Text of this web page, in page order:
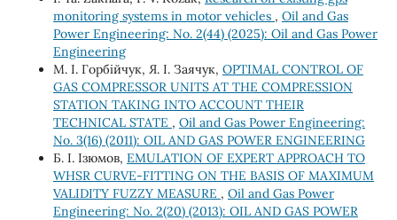
monitoring systems in motor vehicles , Oil and Gas
Power Engineering: No. 2(44) (2025): Oil and Gas Power
Engineering
М. І. Горбійчук, Я. І. Заячук, OPTIMAL CONTROL OF
GAS COMPRESSOR UNITS AT THE COMPRESSION
STATION TAKING INTO ACCOUNT THEIR
TECHNICAL STATE , Oil and Gas Power Engineering:
No. 3(16) (2011): OIL AND GAS POWER ENGINEERING
Б. І. Ізюмов, EMULATION OF EXPERT APPROACH TO
WHSR CURVE-FITTING ON THE BASIS OF MAXIMUM
VALIDITY FUZZY MEASURE , Oil and Gas Power
Engineering: No. 2(20) (2013): OIL AND GAS POWER